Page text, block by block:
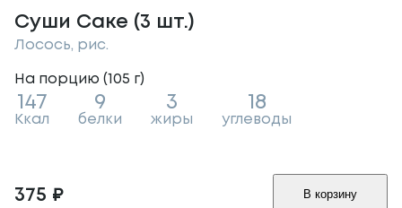
Суши Саке (3 шт.)
Лосось, рис.
На порцию (105 г)
147
Ккал
9
белки
3
жиры
18
углеводы
375 ₽ В корзину